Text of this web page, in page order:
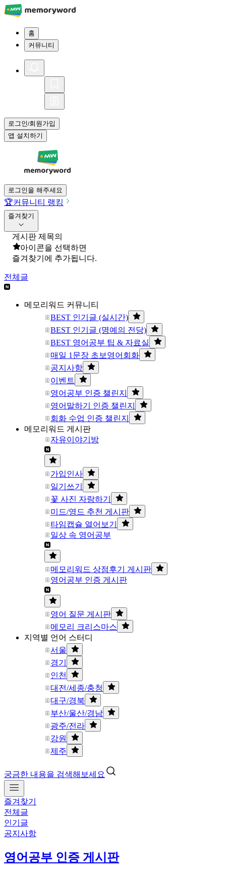
홈
커뮤니티
로그인/회원가입
앱 설치하기
로그인을 해주세요
🏆커뮤니티 랭킹
즐겨찾기
게시판 제목의
아이콘을 선택하면
즐겨찾기에 추가됩니다.
전체글
메모리워드 커뮤니티
BEST 인기글 (실시간)
BEST 인기글 (명예의 전당)
BEST 영어공부 팁 & 자료실
매일 1문장 초보영어회화
공지사항
이벤트
영어공부 인증 챌린지
영어말하기 인증 챌린지
회화 수업 인증 챌린지
메모리워드 게시판
자유이야기방
가입인사
일기쓰기
꽃 사진 자랑하기
미드/영드 추천 게시판
타임캡슐 열어보기
일상 속 영어공부
메모리워드 상점후기 게시판
영어공부 인증 게시판
영어 질문 게시판
메모리 크리스마스
지역별 언어 스터디
서울
경기
인천
대전/세종/충청
대구/경북
부산/울산/경남
광주/전라
강원
제주
궁금한 내용을 검색해보세요
즐겨찾기
전체글
인기글
공지사항
영어공부 인증 게시판